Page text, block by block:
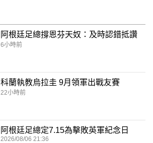
阿根廷足總撐恩芬天奴：及時認錯抵讚
6小時前
科蘭執教烏拉圭 9月領軍出戰友賽
22小時前
阿根廷足總定7.15為擊敗英軍紀念日
2026/08/06 21:36